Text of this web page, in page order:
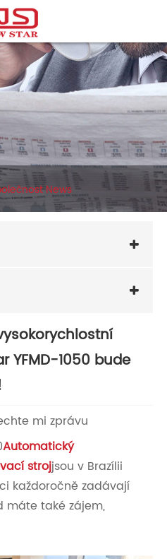
News
YFMD-1050 bude
mi zprávu
Automatický
strojjsou v Brazílii
každoročně zadávají
máte také zájem,